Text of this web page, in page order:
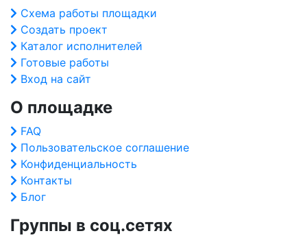
Схема работы площадки
Создать проект
Каталог исполнителей
Готовые работы
Вход на сайт
О площадке
FAQ
Пользовательское соглашение
Конфиденциальность
Контакты
Блог
Группы в соц.сетях